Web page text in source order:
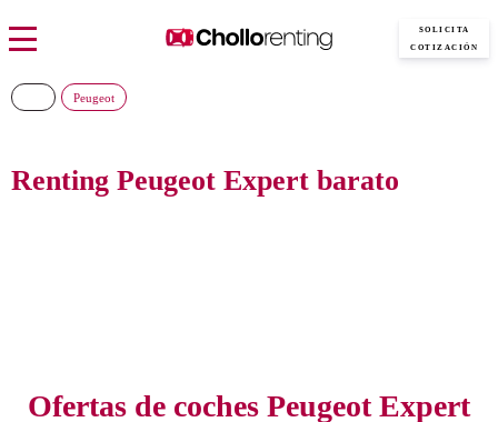
SOLICITA
COTIZACIÓN
Renting Peugeot Expert barato
Peugeot
Ofertas de coches Peugeot Expert